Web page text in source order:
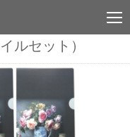
ルセット）